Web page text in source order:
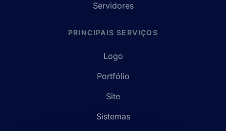
Servidores
PRINCIPAIS SERVIÇOS
Logo
Portfólio
Site
Sistemas